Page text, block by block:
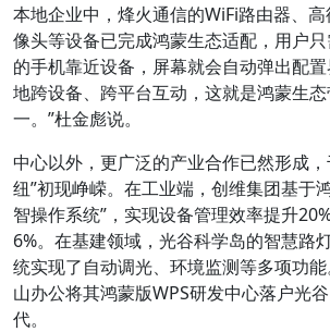
本地企业中，烽火通信的WiFi路由器、
像头等设备已完成鸿蒙生态适配，用户
的手机靠近设备，屏幕就会自动弹出配
地跨设备、跨平台互动，这就是鸿蒙生
一。”杜金彪说。
中心以外，更广泛的产业合作已然形成
纽”初现峥嵘。在工业端，创维集团基于
智操作系统”，实现设备管理效率提升
6%。在基建领域，光谷科学岛的智慧路
统实现了自动调光、环境监测等多项功
山办公将其鸿蒙版WPS研发中心落户光
代。